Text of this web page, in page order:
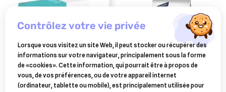
c for phos+ : 6 bolus
pour la gestion de
croquettes advance
veterinary diets
contrôlez votre vie privée
Lorsque vous visitez un site Web, il peut stocker ou récupérer des
informations sur votre navigateur, principalement sous la forme
de «cookies». Cette information, qui pourrait être à propos de
vous, de vos préférences, ou de votre appareil internet
(ordinateur, tablette ou mobile), est principalement utilisée pour